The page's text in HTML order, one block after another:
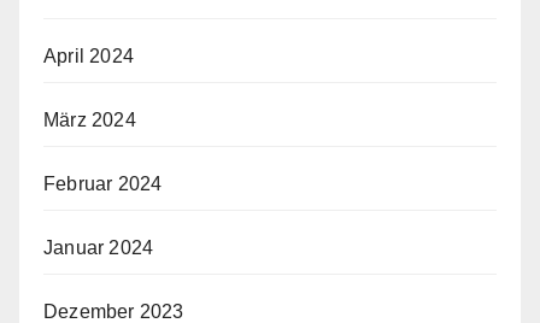
April 2024
März 2024
Februar 2024
Januar 2024
Dezember 2023